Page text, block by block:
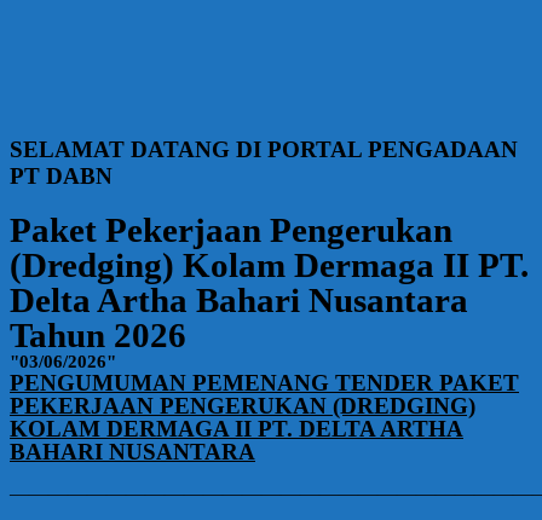
SELAMAT DATANG DI PORTAL PENGADAAN
PT DABN
Paket Pekerjaan Pengerukan
(Dredging) Kolam Dermaga II PT.
Delta Artha Bahari Nusantara
Tahun 2026
"03/06/2026"
PENGUMUMAN PEMENANG TENDER PAKET
PEKERJAAN PENGERUKAN (DREDGING)
KOLAM DERMAGA II PT. DELTA ARTHA
BAHARI NUSANTARA